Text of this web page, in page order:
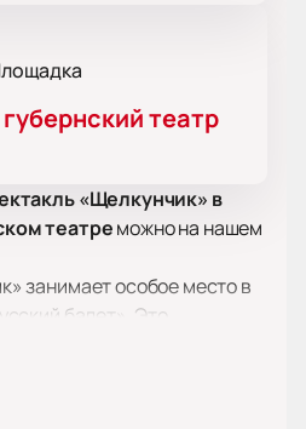
театр
«Щелкунчик» в
театреможно на нашем
занимает особое место в
балет». Это
которая покорила